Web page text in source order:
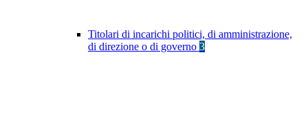
Titolari di incarichi politici, di amministrazione,
di direzione o di governo 3